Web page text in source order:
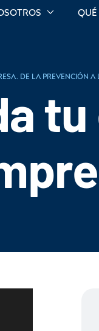
De la prevención